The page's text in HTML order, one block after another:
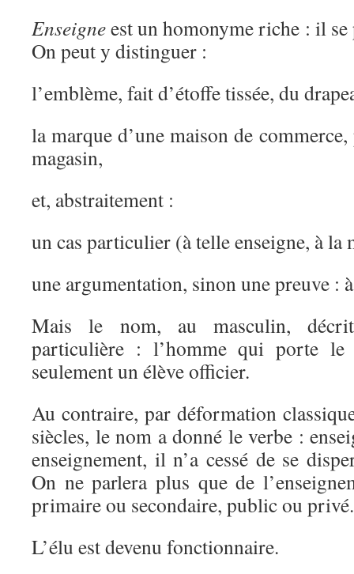
Enseigneest un homonyme riche : il se
On peut y distinguer :
l’emblème, fait d’étoffe tissée, du
la marque d’une maison de
magasin,
et, abstraitement :
un cas particulier (à telle enseigne, à la
une argumentation, sinon une preuve :
Mais le nom, au masculin,
particulière : l’homme qui porte le
seulement un élève officier.
Au contraire, par déformation
siècles, le nom a donné le verbe :
enseignement, il n’a cessé de se
On ne parlera plus que de
primaire ou secondaire, public ou privé.
L’élu est devenu fonctionnaire.